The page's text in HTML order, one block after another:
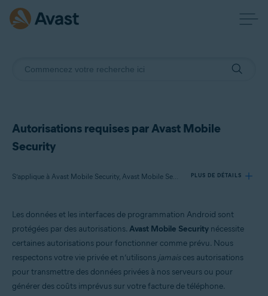
Autorisations requises par Avast Mobile
Security
S’applique à Avast Mobile Security, Avast Mobile Security Premium PLUS DE DÉTAILS
Avast Mobile Security Premium
Systèmes d'exploitation:
Android
Les données et les interfaces de programmation Android sont
protégées par des autorisations. Avast Mobile Security nécessite
certaines autorisations pour fonctionner comme prévu. Nous
respectons votre vie privée et n’utilisons jamaisces autorisations
pour transmettre des données privées à nos serveurs ou pour
générer des coûts imprévus sur votre facture de téléphone.